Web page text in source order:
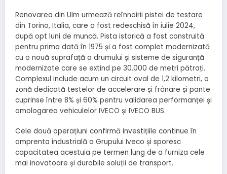
Renovarea din Ulm urmează reînnoirii pistei de testare
din Torino, Italia, care a fost redeschisă în iulie 2024,
după opt luni de muncă. Pista istorică a fost construită
pentru prima dată în 1975 și a fost complet modernizată
cu o nouă suprafață a drumului și sisteme de siguranță
modernizate care se extind pe 30.000 de metri pătrați.
Complexul include acum un circuit oval de 1,2 kilometri, o
zonă dedicată testelor de accelerare și frânare și pante
cuprinse între 8% și 60% pentru validarea performanței și
omologarea vehiculelor IVECO și IVECO BUS.
Cele două operațiuni confirmă investițiile continue în
amprenta industrială a Grupului Iveco și sporesc
capacitatea acestuia pe termen lung de a furniza cele
mai inovatoare și durabile soluții de transport.